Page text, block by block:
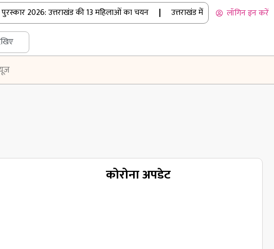
2026: उत्तराखंड की 13 महिलाओं का चयन उत्तराखंड में बारिश का कहर:
लॉगिन इन करें
कोरोना अपडेट